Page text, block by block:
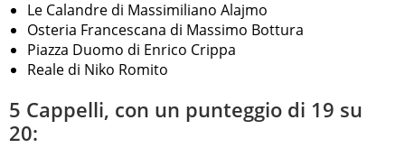
Le Calandre di Massimiliano Alajmo
Osteria Francescana di Massimo Bottura
Piazza Duomo di Enrico Crippa
Reale di Niko Romito
5 Cappelli, con un punteggio di 19 su
20: